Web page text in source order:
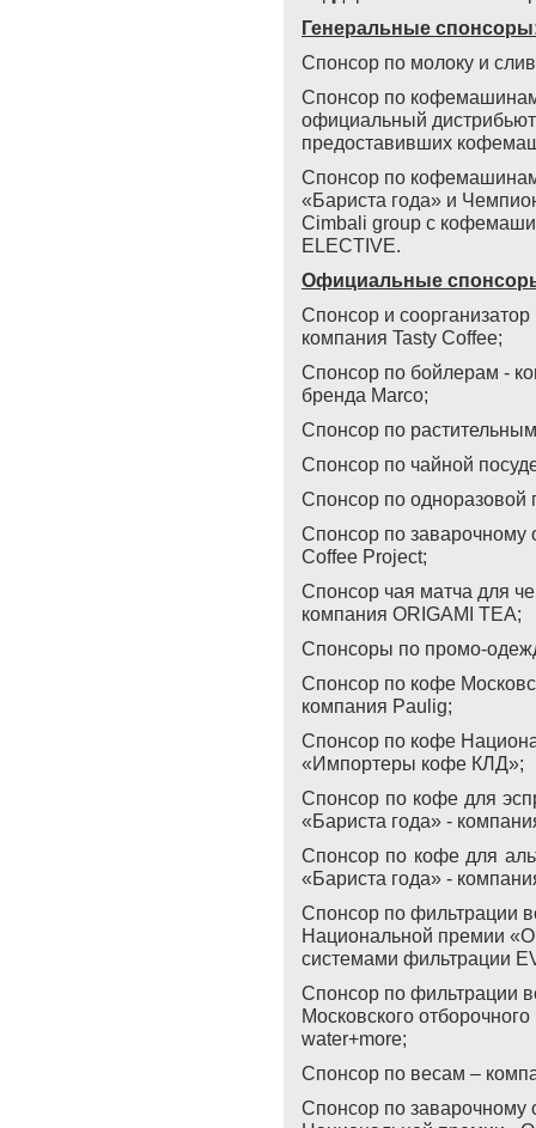
Генеральные
Спонсор по молоку и
Спонсор по
официальный
предоставивших
Спонсор по
«Бариста года» и
Cimbali group с
ELECTIVE.
Официальные
Спонсор и
компания Tasty Coffee;
Спонсор по бойлерам -
бренда Marco;
Спонсор по
Спонсор по чайной
Спонсор по одноразовой
Спонсор по заварочному
Coffee Project;
Спонсор чая матча для
компания ORIGAMI TEA;
Спонсоры по промо-
Спонсор по кофе
компания Paulig;
Спонсор по кофе
«Импортеры кофе КЛД»;
Спонсор по кофе для
«Бариста года» -
Спонсор по кофе для
«Бариста года» -
Спонсор по фильтрации
Национальной премии
системами фильтрации
Спонсор по фильтрации
Московского
water+more;
Спонсор по весам –
Спонсор по заварочному